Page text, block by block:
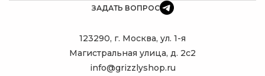
ЗАДАТЬ ВОПРОС
123290, г. Москва, ул. 1-я
Магистральная улица, д. 2с2
info@grizzlyshop.ru